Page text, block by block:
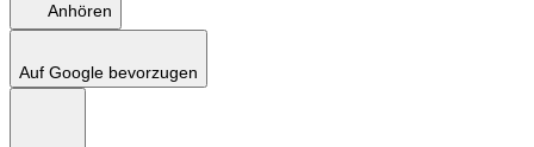
Anhören
Auf Google bevorzugen